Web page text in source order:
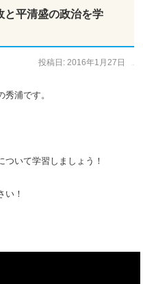
平清盛の政治を学
投稿日: 2016年1月27日
浦です。
いて学習しましょう！
い！